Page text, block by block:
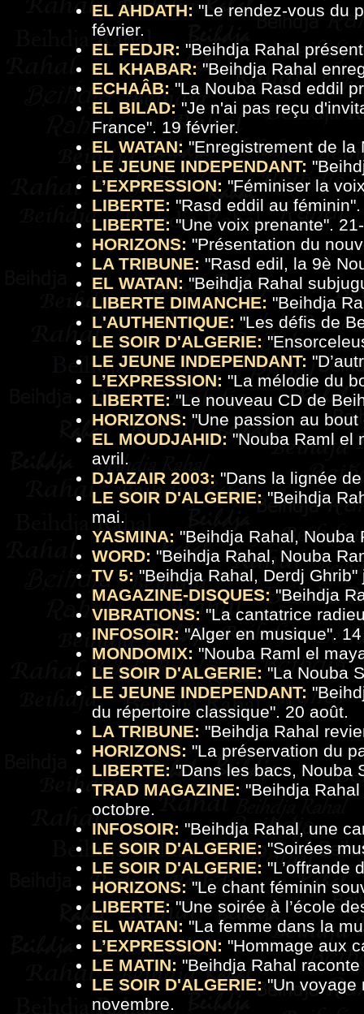
EL AHDATH: "Le rendez-vous du
février.
EL FEDJR: "Beihdja Rahal
EL KHABAR: "Beihdja Rahal
ECHAÂB: "La Nouba Rasd eddil
EL BILAD: "Je n'ai pas reçu
France". 19 février.
EL WATAN: "Enregistrement de la
LE JEUNE INDEPENDANT:
L’EXPRESSION: "Féminiser la
LIBERTE: "Rasd eddil au féminin
LIBERTE: "Une voix prenante".
HORIZONS: "Présentation du
LA TRIBUNE: "Rasd edil, la 9è
EL WATAN: "Beihdja Rahal
LIBERTE DIMANCHE: "Beihdja
L'AUTHENTIQUE: "Les défis de
LE SOIR D'ALGERIE: "
LE JEUNE INDEPENDANT: "
L’EXPRESSION: "La mélodie du
LIBERTE: "Le nouveau CD de
HORIZONS: "Une passion au bout
EL MOUDJAHID: "Nouba Raml el
avril.
DJAZAIR 2003: "Dans la lignée
LE SOIR D'ALGERIE: "Beihdja
mai.
YASMINA: "Beihdja Rahal, Nouba
WORD: "Beihdja Rahal, Nouba
TV 5: "Beihdja Rahal, Derdj Ghrib"
MAGAZINE-DISQUES: "Beihdja
VIBRATIONS: "La cantatrice
INFOSOIR: "Alger en musique".
MONDOMIX: "Nouba Raml el
LE SOIR D'ALGERIE: "La Nouba
LE JEUNE INDEPENDANT: "
du répertoire classique". 20 août.
LA TRIBUNE: "Beihdja Rahal
HORIZONS: "La préservation du
LIBERTE: "Dans les bacs, Nouba
TRAD MAGAZINE: "Beihdja
octobre.
INFOSOIR: "Beihdja Rahal, une
LE SOIR D'ALGERIE: "Soirées
LE SOIR D'ALGERIE: "L’offrande
HORIZONS: "Le chant féminin
LIBERTE: "Une soirée à l’école
EL WATAN: "La femme dans la
L’EXPRESSION: "Hommage aux
LE MATIN: "Beihdja Rahal
LE SOIR D'ALGERIE: "Un voyage
novembre.